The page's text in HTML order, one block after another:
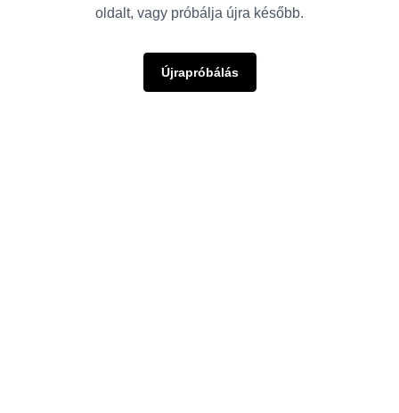
oldalt, vagy próbálja újra később.
Újrapróbálás